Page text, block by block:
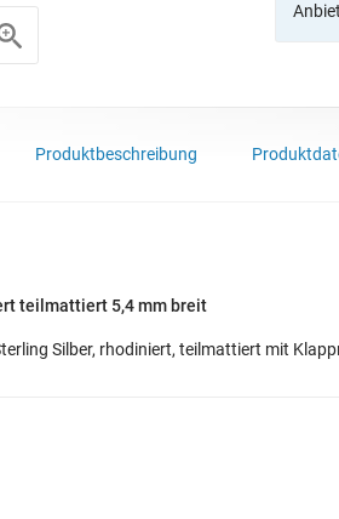
Produktbeschreibung
teilmattiert 5,4 mm breit
Silber, rhodiniert, teilmattiert mit